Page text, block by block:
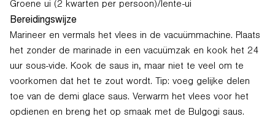
Groene ui (2 kwarten per persoon)/lente-ui
Bereidingswijze
Marineer en vermals het vlees in de vacuümmachine. Plaats
het zonder de marinade in een vacuümzak en kook het 24
uur sous-vide. Kook de saus in, maar niet te veel om te
voorkomen dat het te zout wordt. Tip: voeg gelijke delen
toe van de demi glace saus. Verwarm het vlees voor het
opdienen en breng het op smaak met de Bulgogi saus.